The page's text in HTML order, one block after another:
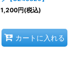
1,200円(税込)
カートに入れる